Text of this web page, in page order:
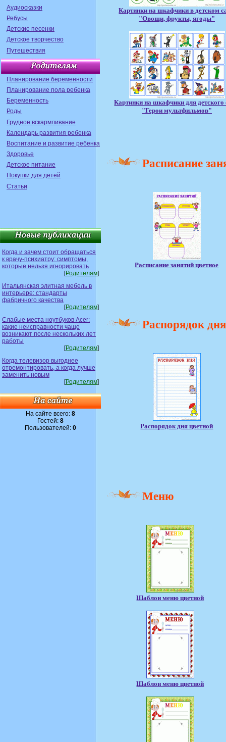
Аудиосказки
Ребусы
Детские песенки
Детское творчество
Путешествия
Планирование беременности
Планирование пола ребенка
Беременность
Роды
Грудное вскармливание
Календарь развития ребенка
Воспитание и развитие ребенка
Здоровье
Детское питание
Покупки для детей
Статьи
Когда и зачем стоит обращаться
к врачу-психиатру: симптомы,
которые нельзя игнорировать
[Родителям]
Итальянская элитная мебель в
интерьере: стандарты
фабричного качества
[Родителям]
Слабые места ноутбуков Acer:
какие неисправности чаще
возникают после нескольких лет
работы
[Родителям]
Когда телевизор выгоднее
отремонтировать, а когда лучше
заменить новым
[Родителям]
На сайте всего: 8
Гостей: 8
Пользователей: 0
Картинки на шкафчики в детском
"Овощи, фрукты, ягоды"
Картинки на шкафчики для детского
"Герои мультфильмов"
Расписание
Расписание занятий цветное
Распорядок дня
Распорядок дня цветной
Меню
Шаблон меню цветной
Шаблон меню цветной